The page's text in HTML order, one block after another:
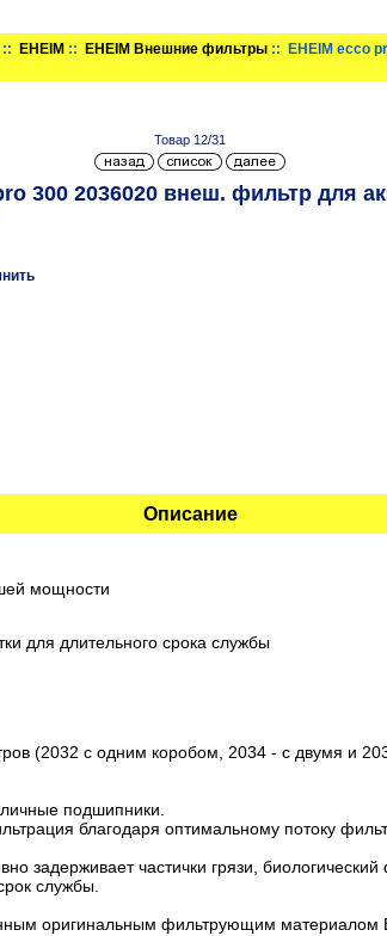
:: EHEIM :: EHEIM Внешние фильтры :: EHEIM ecco
Товар 12/31
300 2036020 внеш. фильтр для
Описание
мощности
для длительного срока службы
(2032 с одним коробом, 2034 - с двумя и
подшипники.
благодаря оптимальному потоку
задерживает частички грязи,
службы.
оригинальным фильтрующим материалом